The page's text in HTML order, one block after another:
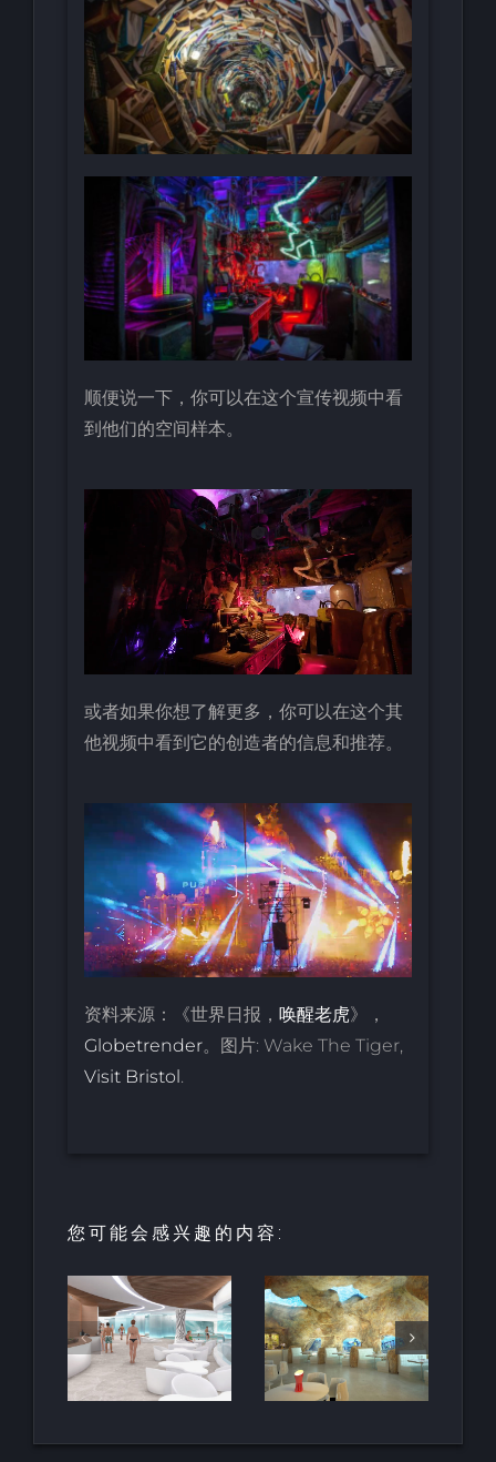
顺便说一下，你可以在这个宣传视频中看
到他们的空间样本。
或者如果你想了解更多，你可以在这个其
他视频中看到它的创造者的信息和推荐。
资料来源：《世界日报， 唤醒老虎》，
Globetrender。图片: Wake The Tiger,
Visit Bristol.
您可能会感兴趣的内容:
用于亲水建
筑的室内人
造岩石
天然梯田泳
池